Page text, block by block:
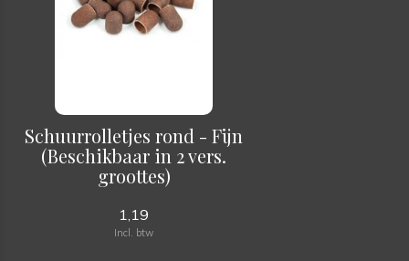
Schuurrolletjes rond - Fijn
(Beschikbaar in 2 vers.
groottes)
1,19
Incl. btw